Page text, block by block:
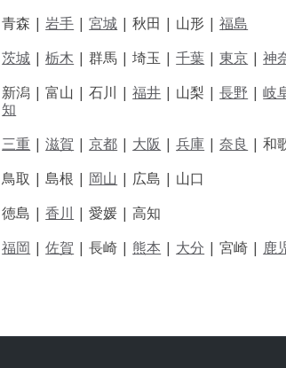
青森 |岩手 |宮城 | 秋田 | 山形 |福島
茨城 |栃木 | 群馬 | 埼玉 |千葉 |東京 |神
新潟 |富山 |石川 |福井 | 山梨 |長野 |岐
知
三重 |滋賀 |京都 | 大阪 |兵庫 |奈良 |和
鳥取 |島根 | 岡山 | 広島 | 山口
徳島 |香川 |愛媛 |高知
福岡 |佐賀 |長崎 | 熊本 | 大分 |宮崎 | 鹿